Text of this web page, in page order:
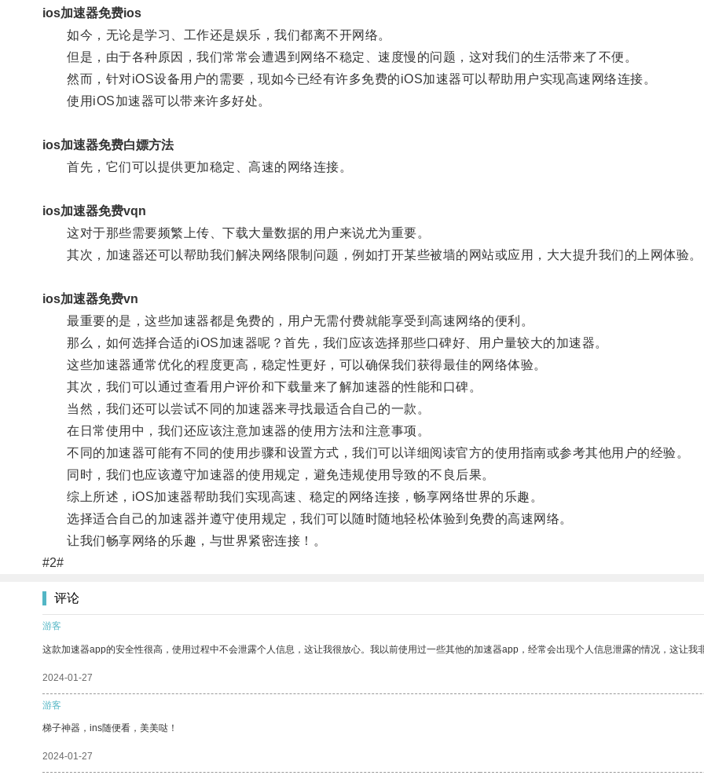
ios加速器免费ios
如今，无论是学习、工作还是娱乐，我们都离不开网络。
但是，由于各种原因，我们常常会遭遇到网络不稳定、速度慢的问题，这对我们的生活带来了不便。
然而，针对iOS设备用户的需要，现如今已经有许多免费的iOS加速器可以帮助用户实现高速网络连接。
使用iOS加速器可以带来许多好处。
ios加速器免费白嫖方法
首先，它们可以提供更加稳定、高速的网络连接。
ios加速器免费vqn
这对于那些需要频繁上传、下载大量数据的用户来说尤为重要。
其次，加速器还可以帮助我们解决网络限制问题，例如打开某些被墙的网站或应用，大大提升我们的上网体验。
ios加速器免费vn
最重要的是，这些加速器都是免费的，用户无需付费就能享受到高速网络的便利。
那么，如何选择合适的iOS加速器呢？首先，我们应该选择那些口碑好、用户量较大的加速器。
这些加速器通常优化的程度更高，稳定性更好，可以确保我们获得最佳的网络体验。
其次，我们可以通过查看用户评价和下载量来了解加速器的性能和口碑。
当然，我们还可以尝试不同的加速器来寻找最适合自己的一款。
在日常使用中，我们还应该注意加速器的使用方法和注意事项。
不同的加速器可能有不同的使用步骤和设置方式，我们可以详细阅读官方的使用指南或参考其他用户的经验。
同时，我们也应该遵守加速器的使用规定，避免违规使用导致的不良后果。
综上所述，iOS加速器帮助我们实现高速、稳定的网络连接，畅享网络世界的乐趣。
选择适合自己的加速器并遵守使用规定，我们可以随时随地轻松体验到免费的高速网络。
让我们畅享网络的乐趣，与世界紧密连接！。
#2#
评论
游客
这款加速器app的安全性很高，使用过程中不会泄露个人信息，这让我很放心。我以前使用过一些其他的加速器app，经常会出现个人信息泄露的情况，这让我
2024-01-27
游客
梯子神器，ins随便看，美美哒！
2024-01-27